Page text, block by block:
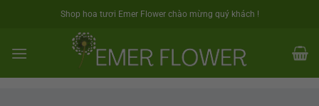
Shop hoa tươi Emer Flower chào mừng quý khách !